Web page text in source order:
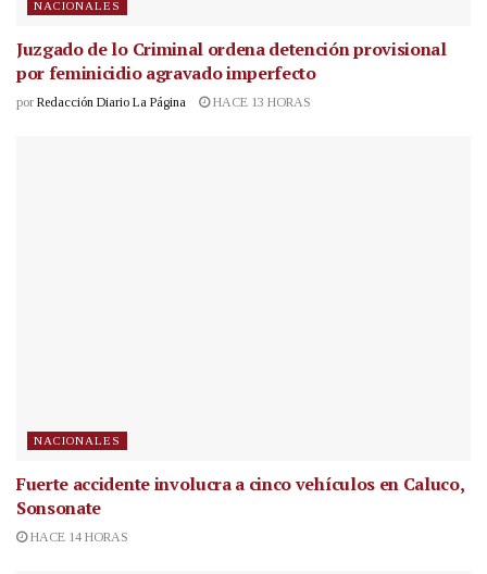
NACIONALES
Juzgado de lo Criminal ordena detención provisional
por feminicidio agravado imperfecto
por Redacción Diario La Página HACE 13 HORAS
NACIONALES
Fuerte accidente involucra a cinco vehículos en Caluco,
Sonsonate
HACE 14 HORAS